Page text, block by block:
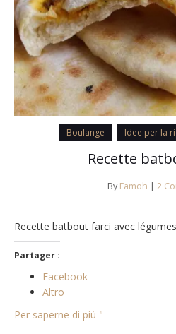
Boulange Idee per la
Recette
By Famoh | 2
Recette batbout farci avec
Partager :
Facebook
Altro
Per saperne di più "